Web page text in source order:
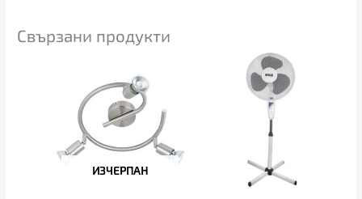
Свързани продукти
ИЗЧЕРПАН